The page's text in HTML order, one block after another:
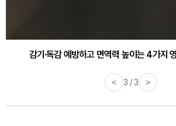
감기·독감 예방하고 면역력 높이는 4가지
< 3 / 3 >